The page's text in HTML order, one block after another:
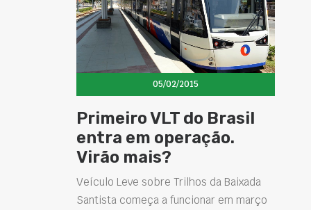
05/02/2015
Primeiro VLT do Brasil
entra em operação.
Virão mais?
Veículo Leve sobre Trilhos da Baixada
Santista começa a funcionar em março